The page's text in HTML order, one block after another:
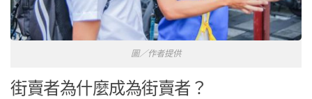
圖／作者提供
街賣者為什麼成為街賣者？